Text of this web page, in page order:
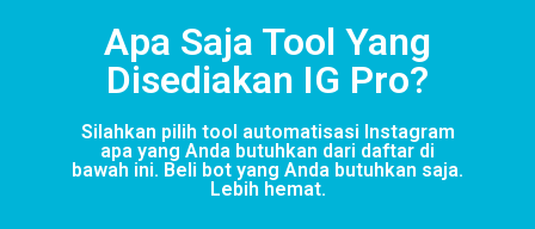
Apa Saja Tool Yang
Disediakan IG Pro?
Silahkan pilih tool automatisasi Instagram
apa yang Anda butuhkan dari daftar di
bawah ini. Beli bot yang Anda butuhkan saja.
Lebih hemat.